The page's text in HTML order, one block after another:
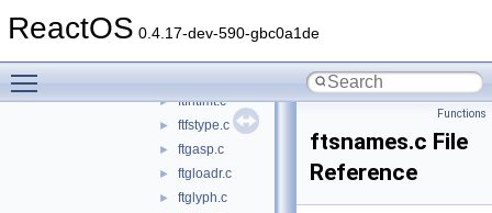
ReactOS 0.4.17-dev-590-gbc0a1de
► ftcolor.c
► ftfntfmt.c
► ftfstype.c
► ftgasp.c
► ftgloadr.c
► ftglyph.c
Functions
ftsnames.c File
Reference